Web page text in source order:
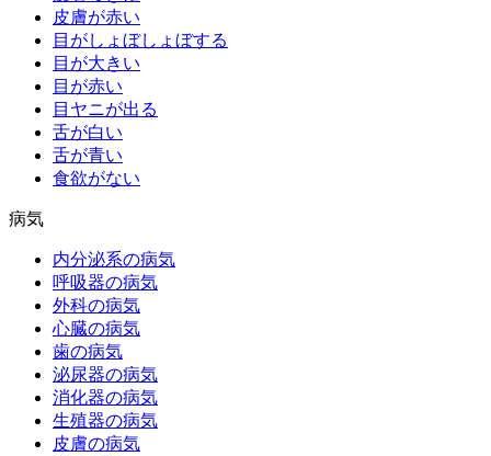
皮膚が赤い
目がしょぼしょぼする
目が大きい
目が赤い
目ヤニが出る
舌が白い
舌が青い
食欲がない
病気
内分泌系の病気
呼吸器の病気
外科の病気
心臓の病気
歯の病気
泌尿器の病気
消化器の病気
生殖器の病気
皮膚の病気